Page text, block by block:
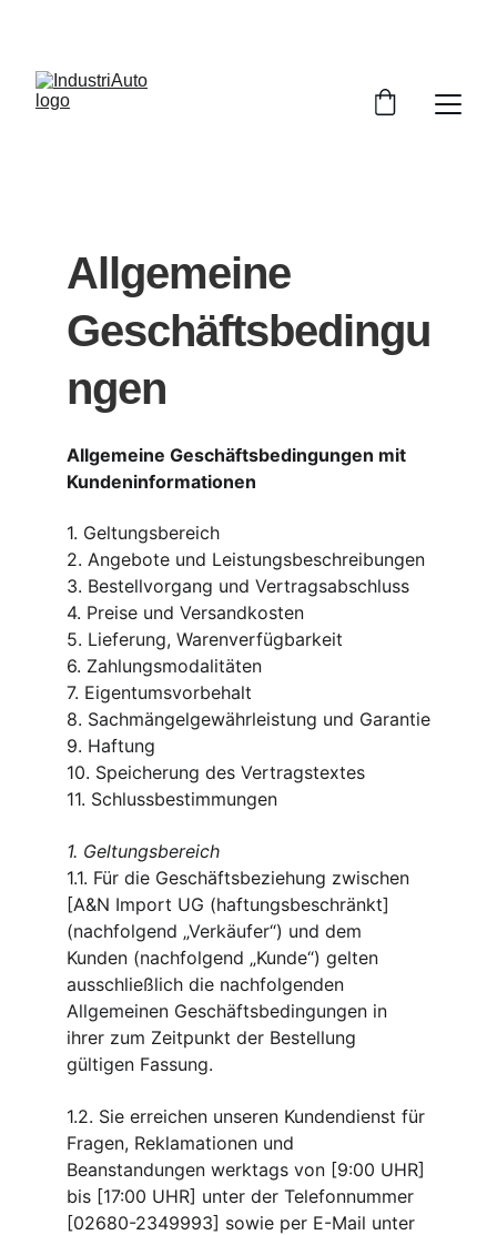
Allgemeine
Geschäftsbedingu
ngen
Allgemeine Geschäftsbedingungen mit
Kundeninformationen
1. Geltungsbereich
2. Angebote und Leistungsbeschreibungen
3. Bestellvorgang und Vertragsabschluss
4. Preise und Versandkosten
5. Lieferung, Warenverfügbarkeit
6. Zahlungsmodalitäten
7. Eigentumsvorbehalt
8. Sachmängelgewährleistung und Garantie
9. Haftung
10. Speicherung des Vertragstextes
11. Schlussbestimmungen
1. Geltungsbereich
1.1. Für die Geschäftsbeziehung zwischen
[A&N Import UG (haftungsbeschränkt]
(nachfolgend „Verkäufer“) und dem
Kunden (nachfolgend „Kunde“) gelten
ausschließlich die nachfolgenden
Allgemeinen Geschäftsbedingungen in
ihrer zum Zeitpunkt der Bestellung
gültigen Fassung.
1.2. Sie erreichen unseren Kundendienst für
Fragen, Reklamationen und
Beanstandungen werktags von [9:00 UHR]
bis [17:00 UHR] unter der Telefonnummer
[02680-2349993] sowie per E-Mail unter